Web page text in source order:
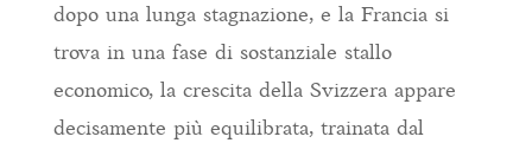
dopo una lunga stagnazione, e la Francia si
trova in una fase di sostanziale stallo
economico, la crescita della Svizzera appare
decisamente più equilibrata, trainata dal